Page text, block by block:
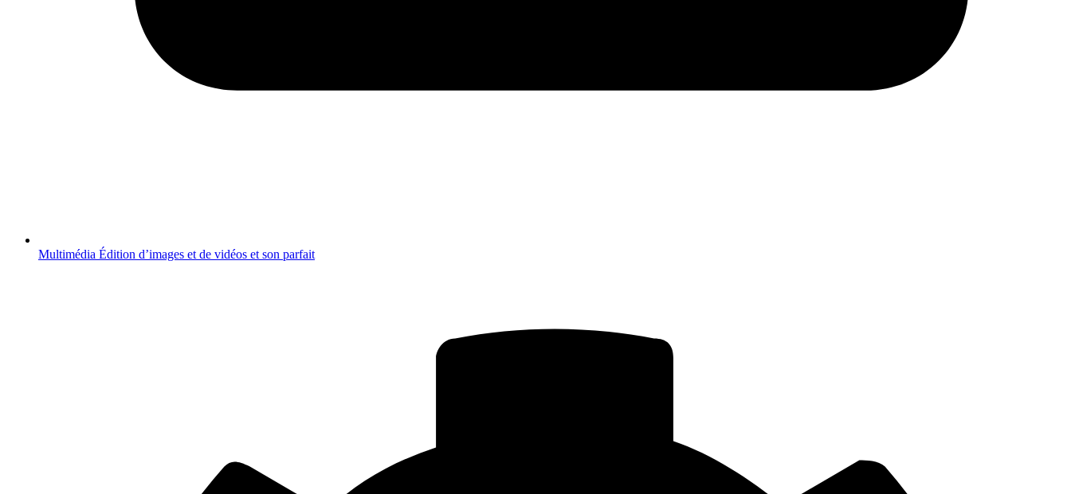
Multimédia Édition d’images et de vidéos et son parfait